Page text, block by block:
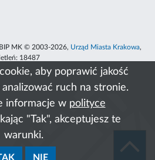
aby poprawić jakość
ruch na stronie.
informacje w polityce
"Tak", akceptujesz te
warunki.
NIE
MK © 2003-2026, Urząd Miasta Krakowa,
18487